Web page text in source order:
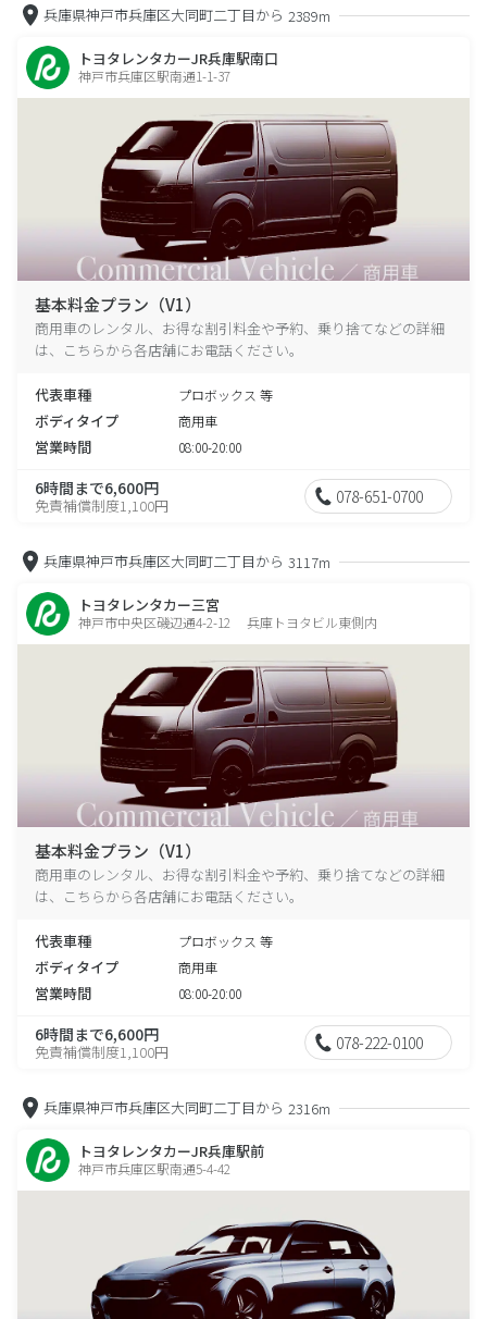
兵庫県神戸市兵庫区大同町二丁目から 2389m
トヨタレンタカーJR兵庫駅南口
神戸市兵庫区駅南通1-1-37
基本料金プラン（V1）
商用車のレンタル、お得な割引料金や予約、乗り捨てなどの詳細
は、こちらから各店舗にお電話ください。
代表車種 プロボックス 等
ボディタイプ 商用車
営業時間 08:00-20:00
6時間まで6,600円
免責補償制度1,100円 078-651-0700
兵庫県神戸市兵庫区大同町二丁目から 3117m
トヨタレンタカー三宮
神戸市中央区磯辺通4-2-12 兵庫トヨタビル東側内
基本料金プラン（V1）
商用車のレンタル、お得な割引料金や予約、乗り捨てなどの詳細
は、こちらから各店舗にお電話ください。
代表車種 プロボックス 等
ボディタイプ 商用車
営業時間 08:00-20:00
6時間まで6,600円
免責補償制度1,100円 078-222-0100
兵庫県神戸市兵庫区大同町二丁目から 2316m
トヨタレンタカーJR兵庫駅前
神戸市兵庫区駅南通5-4-42